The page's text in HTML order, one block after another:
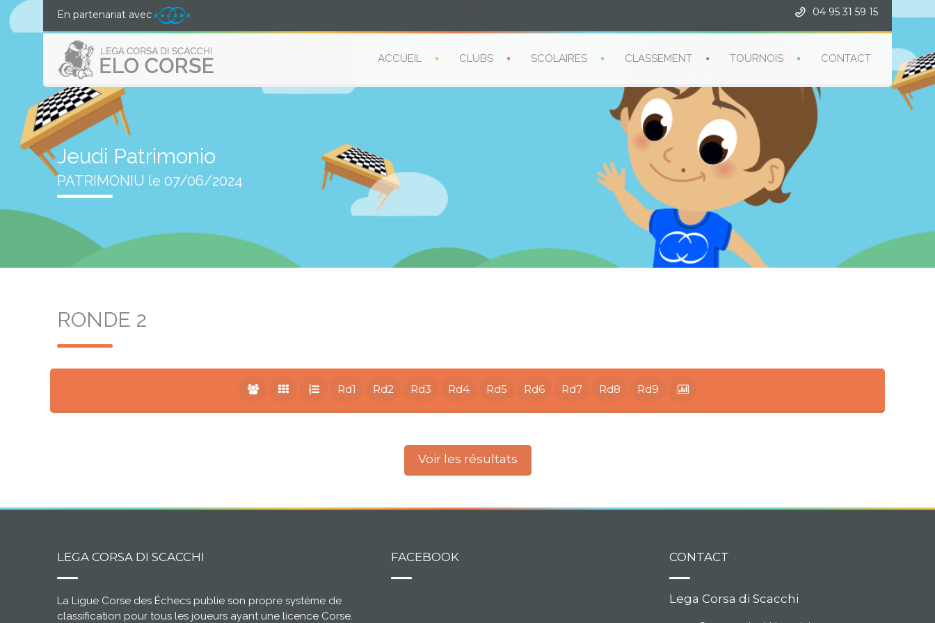
En partenariat avec 04 95 31 59 15
ACCUEIL CLUBS SCOLAIRES CLASSEMENT TOURNOIS CONTACT
Jeudi Patrimonio
PATRIMONIU le 07/06/2024
RONDE 2
Rd1 Rd2 Rd3 Rd4 Rd5 Rd6 Rd7 Rd8 Rd9
Voir les résultats
LEGA CORSA DI SCACCHI
La Ligue Corse des Échecs publie son propre système de
classification pour tous les joueurs ayant une licence Corse.
FACEBOOK CONTACT
Lega Corsa di Scacchi